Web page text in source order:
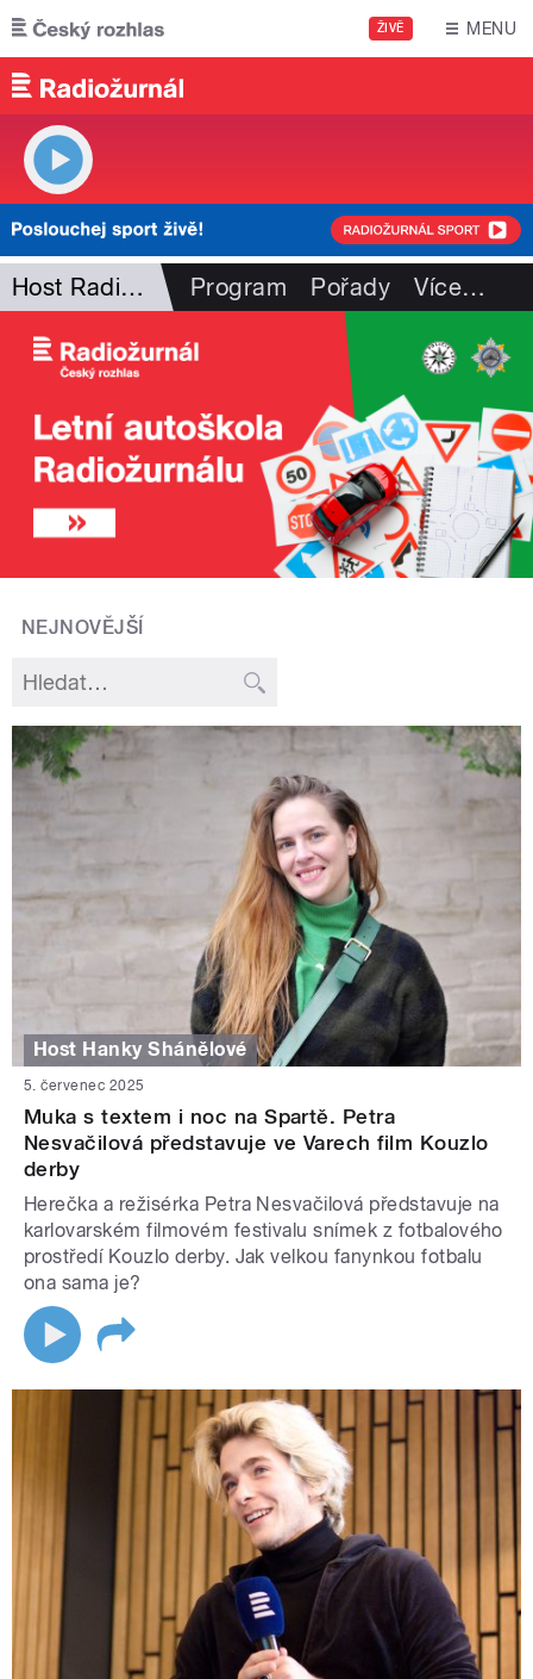
Přejít k hlavnímu obsahu
ŽIVĚ MENU
Host Radiožurnálu Program Pořady Více…
NEJNOVĚJŠÍ
Host Hanky Shánělové
5. červenec 2025
Muka s textem i noc na Spartě. Petra
Nesvačilová představuje ve Varech film Kouzlo
derby
Herečka a režisérka Petra Nesvačilová představuje na
karlovarském filmovém festivalu snímek z fotbalového
prostředí Kouzlo derby. Jak velkou fanynkou fotbalu
ona sama je?